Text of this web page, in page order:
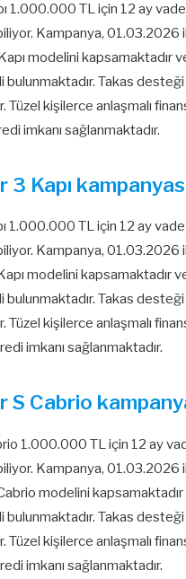
1.000.000 TL için 12 ay
Kampanya,
modelini kapsamaktadır
bulunmaktadır. Takas
Tüzel kişilerce anlaşmalı
imkanı sağlanmaktadır.
Kapı
1.000.000 TL için 12 ay
Kampanya,
modelini kapsamaktadır
bulunmaktadır. Takas
Tüzel kişilerce anlaşmalı
imkanı sağlanmaktadır.
S Cabrio
1.000.000 TL için 12 ay
Kampanya,
modelini
bulunmaktadır. Takas
Tüzel kişilerce anlaşmalı
imkanı sağlanmaktadır.